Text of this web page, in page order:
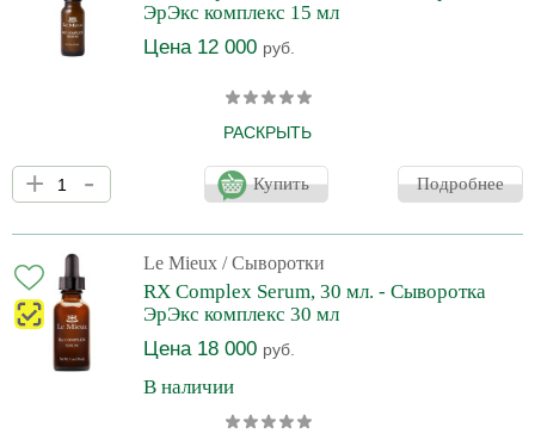
Революционная
ЭрЭкс комплекс 15 мл
Цена 12 000 руб.
РАСКРЫТЬ
Универсальная антивозрастная сыворотка с 5
сильнодействующими пептидами, более 6 формами
влагосвязывающей гиалуроновой кислоты и превосходной
улучшает тонус и текстуру кожи. Содержит концентрированные
увлажняющие компоненты, которые восстанавливают сухую
кожу, и стабилизируют витамин С (MAP) в этой форме, чтобы
сделать кожу сияющей и здоровой. Комплексное
антивозрастное лечение. Уменьш
+ - Купить Подробнее
Le Mieux / Сыворотки
RX Complex Serum, 30 мл. - Сывороткa
ЭрЭкс комплекс 30 мл
Цена 18 000 руб.
В наличии